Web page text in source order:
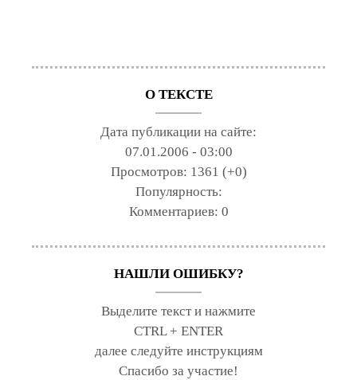
О ТЕКСТЕ
Дата публикации на сайте:
07.01.2006 - 03:00
Просмотров: 1361 (+0)
Популярность:
Комментариев: 0
НАШЛИ ОШИБКУ?
Выделите текст и нажмите
CTRL + ENTER
далее следуйте инструкциям
Спасибо за участие!